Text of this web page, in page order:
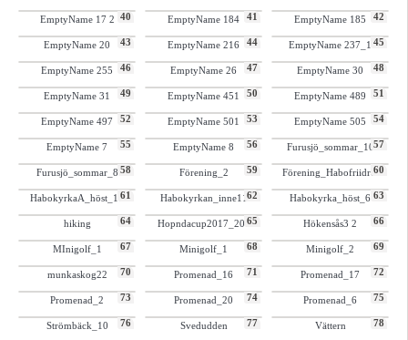
40
EmptyName 17 2 41
EmptyName 184 42
EmptyName 185
43
EmptyName 20 44
EmptyName 216 45
EmptyName 237_1
46
EmptyName 255 47
EmptyName 26 48
EmptyName 30
49
EmptyName 31 50
EmptyName 451 51
EmptyName 489
52
EmptyName 497 53
EmptyName 501 54
EmptyName 505
55
EmptyName 7 56
EmptyName 8 57
Furusjö_sommar_10
58
Furusjö_sommar_8 59
Förening_2 60
Förening_Habofriidrot
61
HabokyrkaA_höst_17 62
Habokyrkan_inne11 63
Habokyrka_höst_6
64
hiking 65
Hopndacup2017_206 66
Hökensås3 2
67
MInigolf_1 68
Minigolf_1 69
Minigolf_2
70
munkaskog22 71
Promenad_16 72
Promenad_17
73
Promenad_2 74
Promenad_20 75
Promenad_6
76
Strömbäck_10 77
Svedudden 78
Vättern